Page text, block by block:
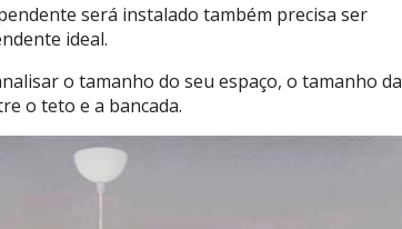
será instalado também precisa ser
ideal.
o tamanho do seu espaço, o tamanho da
o teto e a bancada.